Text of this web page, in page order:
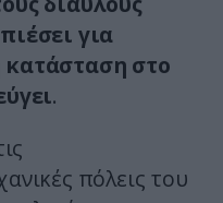
για
στο
.
πόλεις του